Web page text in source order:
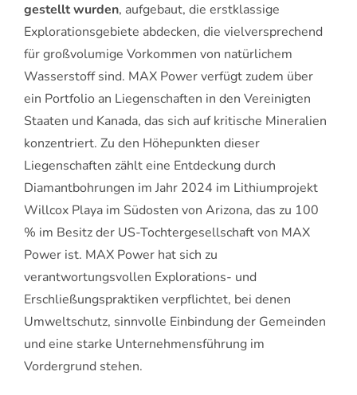
gestellt wurden, aufgebaut, die erstklassige
Explorationsgebiete abdecken, die vielversprechend
für großvolumige Vorkommen von natürlichem
Wasserstoff sind. MAX Power verfügt zudem über
ein Portfolio an Liegenschaften in den Vereinigten
Staaten und Kanada, das sich auf kritische Mineralien
konzentriert. Zu den Höhepunkten dieser
Liegenschaften zählt eine Entdeckung durch
Diamantbohrungen im Jahr 2024 im Lithiumprojekt
Willcox Playa im Südosten von Arizona, das zu 100
% im Besitz der US-Tochtergesellschaft von MAX
Power ist. MAX Power hat sich zu
verantwortungsvollen Explorations- und
Erschließungspraktiken verpflichtet, bei denen
Umweltschutz, sinnvolle Einbindung der Gemeinden
und eine starke Unternehmensführung im
Vordergrund stehen.